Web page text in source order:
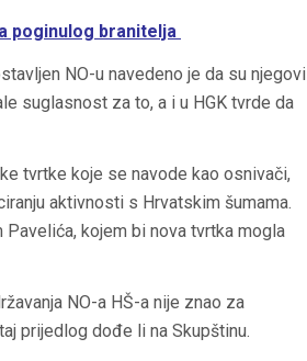
poginulog branitelja
NO-u navedeno je da su njegovi
suglasnost za to, a i u HGK tvrde da
tvrtke koje se navode kao osnivači,
aktivnosti s Hrvatskim šumama.
kojem bi nova tvrtka mogla
NO-a HŠ-a nije znao za
prijedlog dođe li na Skupštinu.